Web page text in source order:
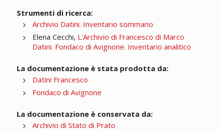
Strumenti di ricerca:
Archivio Datini. Inventario sommario
Elena Cecchi, L'Archivio di Francesco di Marco
Datini. Fondaco di Avignone. Inventario analitico
La documentazione è stata prodotta da:
Datini Francesco
Fondaco di Avignone
La documentazione è conservata da:
Archivio di Stato di Prato